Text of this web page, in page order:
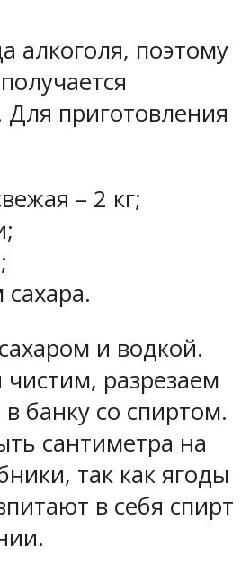
алкоголя, поэтому
приготовления
– 2 кг;
и водкой.
разрезаем
банку со спиртом.
сантиметра на
так как ягоды
в себя спирт